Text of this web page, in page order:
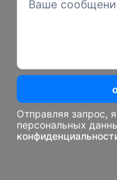
Отправляя запрос,
персональных